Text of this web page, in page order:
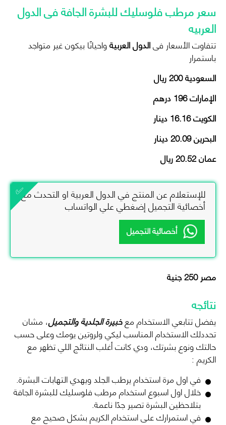
سعر مرطب فلوسليك للبشرة الجافة فى الدول
العربيه
تتفاوت الأسعار فىالدول العربيةواحيانًا بيكون غير متواجد
باستمرار
السعودية 200 ريال
الإمارات 196 درهم
الكويت 16.16 دينار
البحرين 20.09 دينار
عمان 20.52 ريال
للإستعلام عن المنتج في الدول العربية او التحدث مع
أخصائية التجميل إضغطي علي الواتساب
أخصائية التجميل
مصر 250 جنية
نتائجه
يفضل تتابعي الاستخدام معخبيرة الجلدية والتجميل، مشان
تحددلك الاستخدام المناسب ليكي ولروتين يومك وعلى حسب
حالتك ونوع بشرتك، ودي كانت أغلب النتائج اللي تظهر مع
الكريم :
في اول مرة استخدام يرطب الجلد ويهدي التهابات البشرة.
خلال اول اسبوع استخدام مرطب فلوسليك للبشرة الجافة
بتلاحظين البشرة تصير جدًا ناعمة.
في استمرارك على استخدام الكريم بشكل صحيح مع